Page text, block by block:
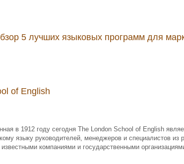
5 лучших языковых программ для
of English
в 1912 году сегодня The London School of English
языку руководителей, менеджеров и специалистов из
компаниями и государственными